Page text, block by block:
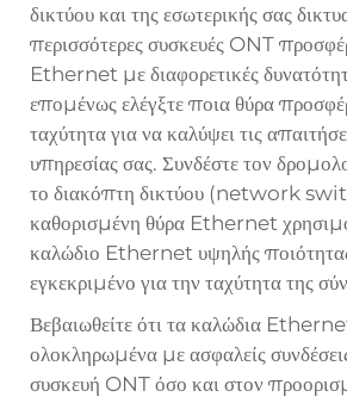
δικτύου και της εσωτερικής σας
περισσότερες συσκευές ONT
Ethernet με διαφορετικές
επομένως ελέγξτε ποια θύρα
ταχύτητα για να καλύψει τις
υπηρεσίας σας. Συνδέστε τον
το διακόπτη δικτύου (network
καθορισμένη θύρα Ethernet
καλώδιο Ethernet υψηλής
εγκεκριμένο για την ταχύτητα της
Βεβαιωθείτε ότι τα καλώδια
ολοκληρωμένα με ασφαλείς
συσκευή ONT όσο και στον